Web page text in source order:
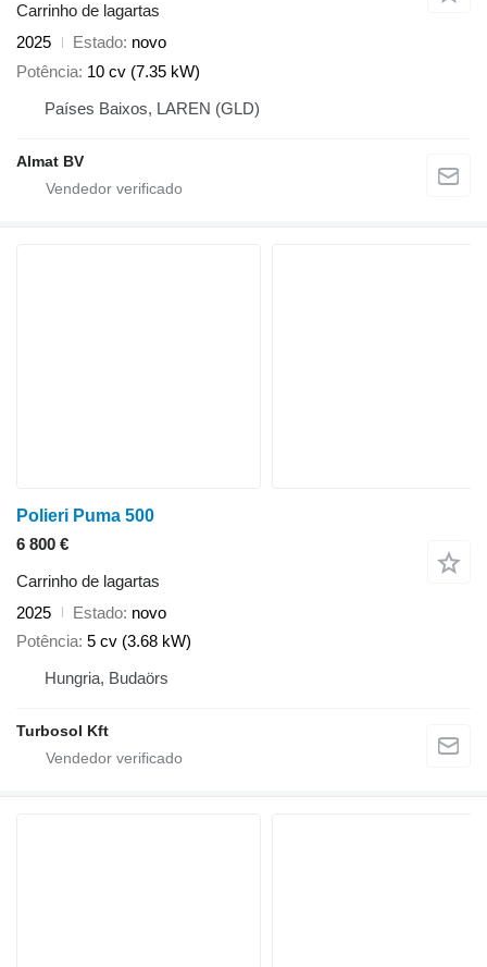
Carrinho de lagartas
2025
Estado novo
Potência 10 cv (7.35 kW)
Países Baixos, LAREN (GLD)
Almat BV
Polieri Puma 500
6 800 €
Carrinho de lagartas
2025
Estado novo
Potência 5 cv (3.68 kW)
Hungria, Budaörs
Turbosol Kft